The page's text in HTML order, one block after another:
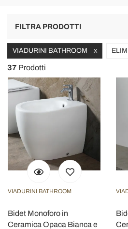
FILTRA PRODOTTI
VIADURINI BATHROOM X
37 Prodotti
VIADURINI BATHROOM
Bidet Monoforo in
Ceramica Opaca Bianca e